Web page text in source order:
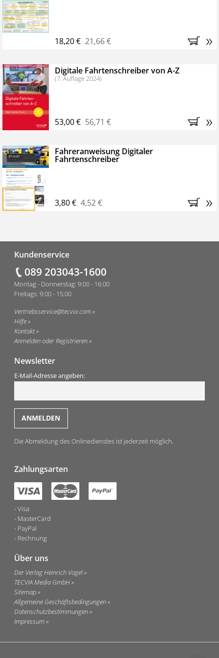
Bestellen Sie jetzt das VerkehrsRundschau Profipaket im
Kennenlern-Abo für zwei Monate (inkl. der derzeitig
Monaten brauchen Sie nichts weiter tun, das
Abonnement endet automatisch, es entstehen keine
weiteren Verpflichtungen.
18,20 € 21,66 € »
Digitale Fahrtenschreiber von A-Z
(7. Auflage 2024)
53,00 € 56,71 € »
Fahreranweisung Digitaler
Fahrtenschreiber
3,80 € 4,52 € »
Kundenservice
089 203043-1600
Montag - Donnerstag: 9:00 - 16:00
Freitags: 9:00 - 15:00
Vertriebsservice@tecvia.com
Hilfe
Kontakt
Anmelden oder Registrieren
Newsletter
E-Mail-Adresse angeben:
Die Abmeldung des Onlinedienstes ist jederzeit möglich.
Zahlungsarten
Visa
MasterCard
PayPal
Rechnung
Über uns
Der Verlag Heinrich Vogel
TECVIA Media GmbH
Sitemap
Allgemeine Geschäftsbedingungen
Datenschutzbestimmungen
Impressum